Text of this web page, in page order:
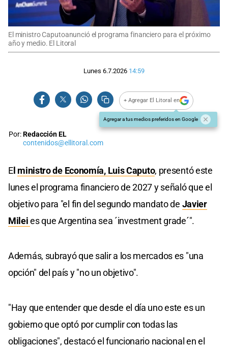
El ministro Caputoanunció el programa financiero para el próximo
año y medio. El Litoral
Lunes 6.7.2026 14:59
+ Agregar El Litoral en
Agregar a tus medios preferidos en Google
Por:Redacción EL
contenidos@ellitoral.com
El ministro de Economía, Luis Caputo, presentó este
lunes el programa financiero de 2027 y señaló que el
objetivo para "el fin del segundo mandato de Javier
Mileies que Argentina sea ´investment grade´".
Además, subrayó que salir a los mercados es "una
opción" del país y "no un objetivo".
"Hay que entender que desde el día uno este es un
gobierno que optó por cumplir con todas las
obligaciones", destacó el funcionario nacional en el